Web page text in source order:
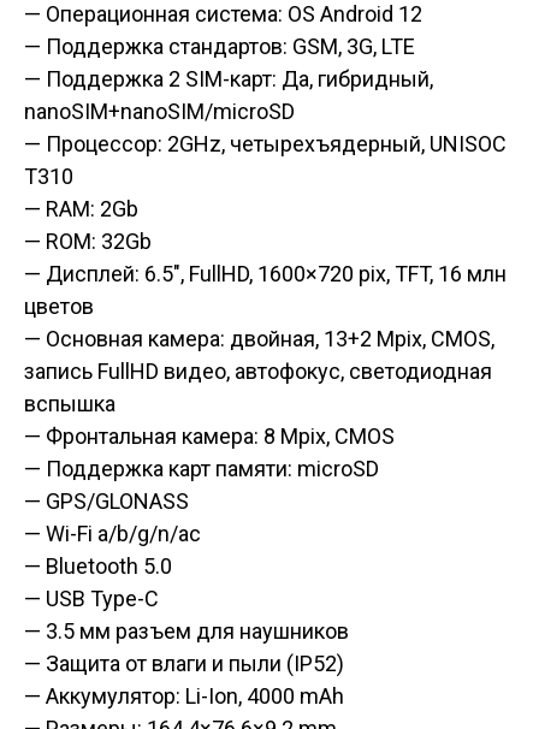
— Операционная система: OS Android 12
— Поддержка стандартов: GSM, 3G, LTE
— Поддержка 2 SIM-карт: Да, гибридный,
nanoSIM+nanoSIM/microSD
— Процессор: 2GHz, четырехъядерный, UNISOC
T310
— RAM: 2Gb
— ROM: 32Gb
— Дисплей: 6.5″, FullHD, 1600×720 pix, TFT, 16 млн
цветов
— Основная камера: двойная, 13+2 Mpix, CMOS,
запись FullHD видео, автофокус, светодиодная
вспышка
— Фронтальная камера: 8 Mpix, CMOS
— Поддержка карт памяти: microSD
— GPS/GLONASS
— Wi-Fi a/b/g/n/ac
— Bluetooth 5.0
— USB Type-C
— 3.5 мм разъем для наушников
— Защита от влаги и пыли (IP52)
— Аккумулятор: Li-Ion, 4000 mAh